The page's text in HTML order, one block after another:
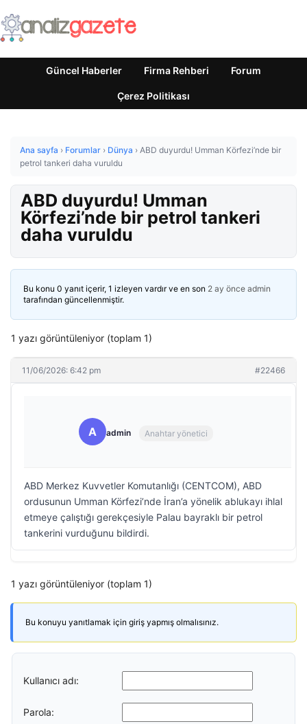
Güncel Haberler Firma Rehberi Forum
Çerez Politikası
Ana sayfa › Forumlar › Dünya › ABD duyurdu! Umman Körfezi’nde bir
petrol tankeri daha vuruldu
ABD duyurdu! Umman
Körfezi’nde bir petrol tankeri
daha vuruldu
Bu konu 0 yanıt içerir, 1 izleyen vardır ve en son 2 ay önce admin
tarafından güncellenmiştir.
1 yazı görüntüleniyor (toplam 1)
11/06/2026: 6:42 pm #22466
A admin Anahtar yönetici
ABD Merkez Kuvvetler Komutanlığı (CENTCOM), ABD
ordusunun Umman Körfezi’nde İran’a yönelik ablukayı ihlal
etmeye çalıştığı gerekçesiyle Palau bayraklı bir petrol
tankerini vurduğunu bildirdi.
1 yazı görüntüleniyor (toplam 1)
Bu konuyu yanıtlamak için giriş yapmış olmalısınız.
Kullanıcı adı:
Parola: